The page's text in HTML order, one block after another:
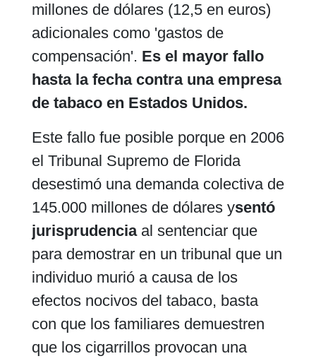
millones de dólares (12,5 en euros)
adicionales como 'gastos de
compensación'. Es el mayor fallo
hasta la fecha contra una empresa
de tabaco en Estados Unidos.
Este fallo fue posible porque en 2006
el Tribunal Supremo de Florida
desestimó una demanda colectiva de
145.000 millones de dólares ysentó
jurisprudenciaal sentenciar que
para demostrar en un tribunal que un
individuo murió a causa de los
efectos nocivos del tabaco, basta
con que los familiares demuestren
que los cigarrillos provocan una